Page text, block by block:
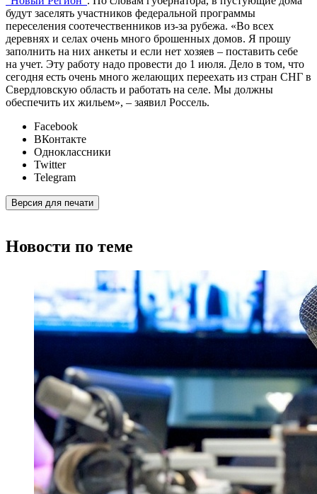
будут заселять участников федеральной программы
переселения соотечественников из-за рубежа. «Во всех
деревнях и селах очень много брошенных домов. Я прошу
заполнить на них анкеты и если нет хозяев – поставить себе
на учет. Эту работу надо провести до 1 июля. Дело в том, что
сегодня есть очень много желающих переехать из стран СНГ в
Свердловскую область и работать на селе. Мы должны
обеспечить их жильем», – заявил Россель.
Facebook
ВКонтакте
Одноклассники
Twitter
Telegram
Версия для печати
Новости по теме